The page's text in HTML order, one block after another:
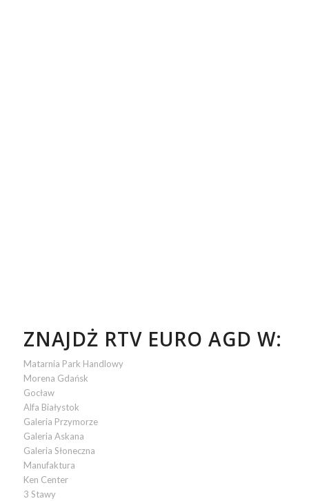
ZNAJDŻ RTV EURO AGD W:
Matarnia Park Handlowy
Morena Gdańsk
Gocław
Alfa Białystok
Galeria Przymorze
Galeria Askana
Galeria Słoneczna
Manufaktura
Ken Center
3 Stawy